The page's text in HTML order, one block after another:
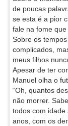
de poucas
se esta é a pior
fale na fome que
Sobre os
complicados,
meus filhos
Apesar de ter
Manuel olha o
“Oh, quantos
não morrer.
todos com idade
anos, com os